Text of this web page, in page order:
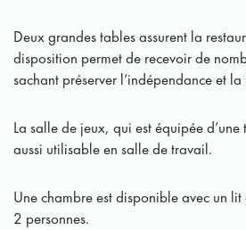
Deux grandes tables assurent la
disposition permet de recevoir de
sachant préserver l’indépendance et
La salle de jeux, qui est équipée
aussi utilisable en salle de travail.
Une chambre est disponible avec un
2 personnes.